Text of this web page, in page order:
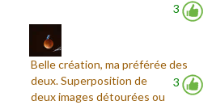
3
3
Belle création, ma préférée des
deux. Superposition de
deux images détourées ou